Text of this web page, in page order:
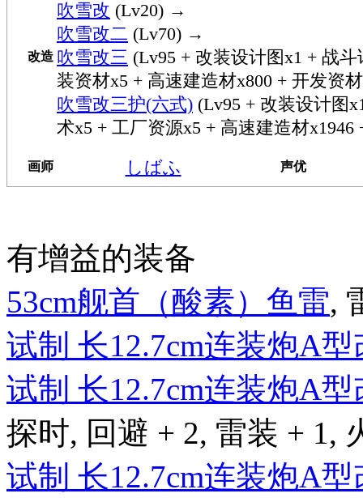
改造
吹雪改 (Lv20) →
吹雪改二 (Lv70) →
吹雪改三 (Lv95 + 改装设计图x1 + 战
装资材x5 + 高速建造材x800 + 开发资
吹雪改三护(六式) (Lv95 + 改装设计图
术x5 + 工厂资源x5 + 高速建造材x1946
画师 しばふ 声优
有增益的装备
53cm舰首（酸素）鱼雷,
试制 长12.7cm连装炮A型
试制 长12.7cm连装炮A型
探时, 回避 + 2, 雷装 + 1,
试制 长12.7cm连装炮A型